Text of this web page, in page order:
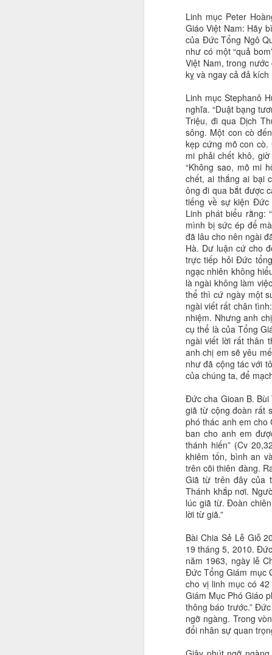
Linh mục Peter
Giáo Việt Nam: Hãy
của Đức Tổng Ngô
như có một “quả
Việt Nam, trong
kỵ và ngay cả đả kích
Linh mục Stephanô
nghĩa. “Duật bạng
Triệu, đi qua Dịch
sông. Một con cò
kẹp cứng mõ con cò.
mi phải chết khô,
“Không sao, mõ mi
chết, ai thắng ai bại
ông đi qua bắt được
tiếng về sự kiện Đức
Linh phát biểu rằng:
mình bị sức ép để
đã lâu cho nên ngài
Hà. Dư luận cứ cho
trực tiếp hỏi Đức
ngạc nhiên không
là ngài không làm
thể thì cứ ngày một
ngài viết rất chân
nhiệm. Nhưng anh
cụ thể là của Tổng
ngài viết lời rất thân
anh chị em sẽ yêu
như đã cộng tác với
của chúng ta, để
Đức cha Gioan B. Bùi
giã từ cộng đoàn rất
phó thác anh em cho
ban cho anh em
thánh hiến” (Cv
khiêm tốn, bình an
trên cõi thiên đàng.
Giã từ trên đây của
Thánh khắp nơi.
lúc giã từ. Đoàn
lời từ giã.”
Bài Chia Sẻ Lễ Giỗ
19 tháng 5, 2010.
năm 1963, ngày lễ
Đức Tổng Giám mục
cho vị linh mục có
Giám Mục Phó Giáo
thông báo trước.”
ngỡ ngàng. Trong
đổi nhân sự quan